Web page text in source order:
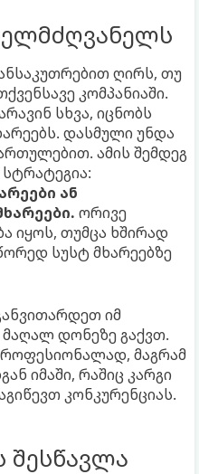
ღირს, თუ
კომპანიაში.
სხვა, იცნობს
დასმული უნდა
ამის შემდეგ
ან
ორივე
იყოს, თუმცა ხშირად
სუსტ მხარეებზე
იმ
მაღალ დონეზე გაქვთ.
მაგრამ
იმაში, რაშიც კარგი
კონკურენციას.
შესწავლა